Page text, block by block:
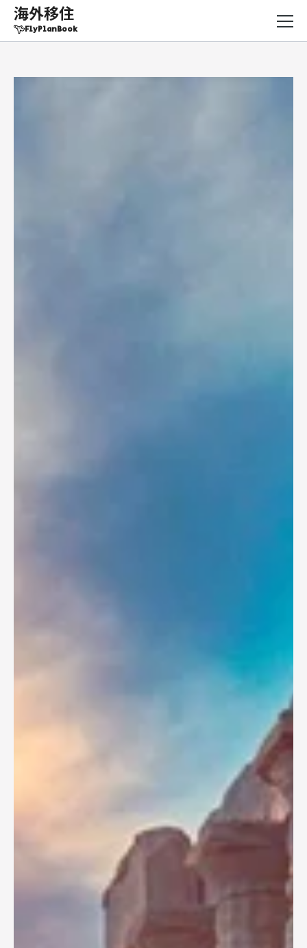
海外移住
FlyPlanBook